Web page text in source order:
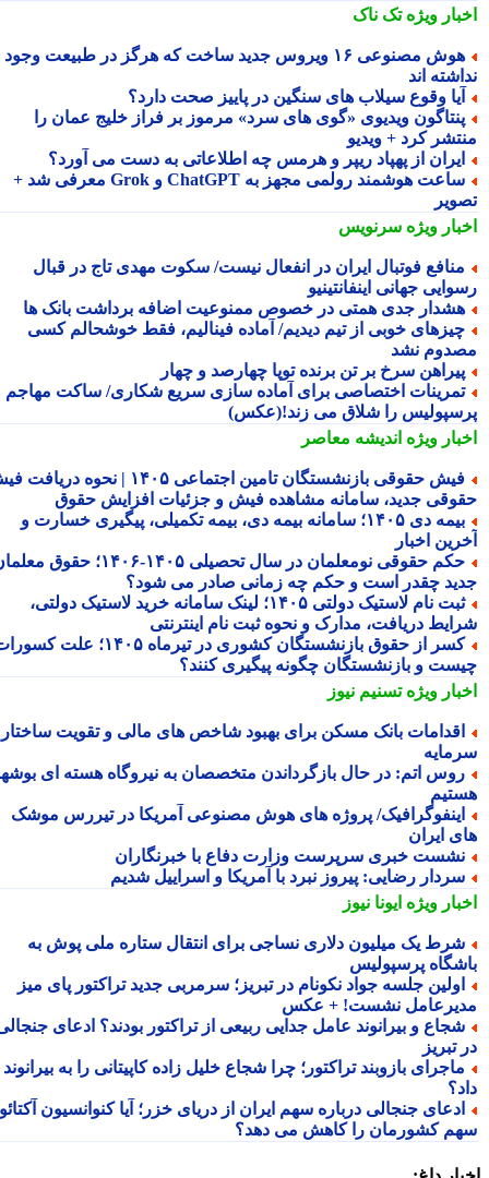
ویژهتک ناک
هوش مصنوعی ۱۶ ویروس جدید ساخت که هرگز در طبیعت وجود
اند
وقوع سیلاب های سنگین در پاییز صحت دارد؟
ویدیوی «گوی های سرد» مرموز بر فراز خلیج عمان را
کرد + ویدیو
از پهپاد ریپر و هرمس چه اطلاعاتی به دست می آورد؟
ساعت هوشمند رولمی مجهز به ChatGPT و Grok معرفی شد +
ویژهسرنویس
فوتبال ایران در انفعال نیست/ سکوت مهدی تاج در قبال
جهانی اینفانتینیو
جدی همتی در خصوص ممنوعیت اضافه برداشت بانک ها
خوبی از تیم دیدیم/ آماده فینالیم، فقط خوشحالم کسی
نشد
سرخ بر تن برنده توپا چهارصد و چهار
اختصاصی برای آماده سازی سریع شکاری/ ساکت مهاجم
را شلاق می زند!(عکس)
ویژهاندیشه معاصر
فیش حقوقی بازنشستگان تامین اجتماعی ۱۴۰۵ | نحوه دریافت فیش
جدید، سامانه مشاهده فیش و جزئیات افزایش حقوق
بیمه دی ۱۴۰۵؛ سامانه بیمه دی، بیمه تکمیلی، پیگیری خسارت و
اخبار
حکم حقوقی نومعلمان در سال تحصیلی ۱۴۰۵-۱۴۰۶؛ حقوق معلمان
چقدر است و حکم چه زمانی صادر می شود؟
ثبت نام لاستیک دولتی ۱۴۰۵؛ لینک سامانه خرید لاستیک دولتی،
دریافت، مدارک و نحوه ثبت نام اینترنتی
کسر از حقوق بازنشستگان کشوری در تیرماه ۱۴۰۵؛ علت کسورات
و بازنشستگان چگونه پیگیری کنند؟
ویژهتسنیم نیوز
بانک مسکن برای بهبود شاخص های مالی و تقویت ساختار
اتم: در حال بازگرداندن متخصصان به نیروگاه هسته ای بوشهر
پروژه های هوش مصنوعی آمریکا در تیررس موشک
ایران
خبری سرپرست وزارت دفاع با خبرنگاران
رضایی: پیروز نبرد با آمریکا و اسراییل شدیم
ویژهایونا نیوز
یک میلیون دلاری نساجی برای انتقال ستاره ملی پوش به
پرسپولیس
جلسه جواد نکونام در تبریز؛ سرمربی جدید تراکتور پای میز
نشست! + عکس
و بیرانوند عامل جدایی ربیعی از تراکتور بودند؟ ادعای جنجالی
تبریز
بازوبند تراکتور؛ چرا شجاع خلیل زاده کاپیتانی را به بیرانوند
جنجالی درباره سهم ایران از دریای خزر؛ آیا کنوانسیون آکتائو
کشورمان را کاهش می دهد؟